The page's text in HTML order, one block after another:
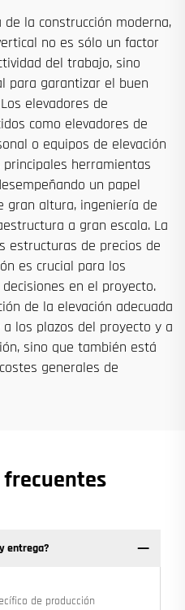
la construcción moderna,
no es sólo un factor
del trabajo, sino
para garantizar el buen
elevadores de
como elevadores de
o equipos de elevación
herramientas
un papel
gran altura, ingeniería de
a gran escala. La
estructuras de precios de
es crucial para los
en el proyecto.
de la elevación adecuada
los plazos del proyecto y a
sino que también está
generales de
entrega?
de producción